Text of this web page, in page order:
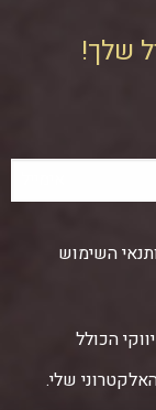
שלך!
השימוש
הכולל
שלי.